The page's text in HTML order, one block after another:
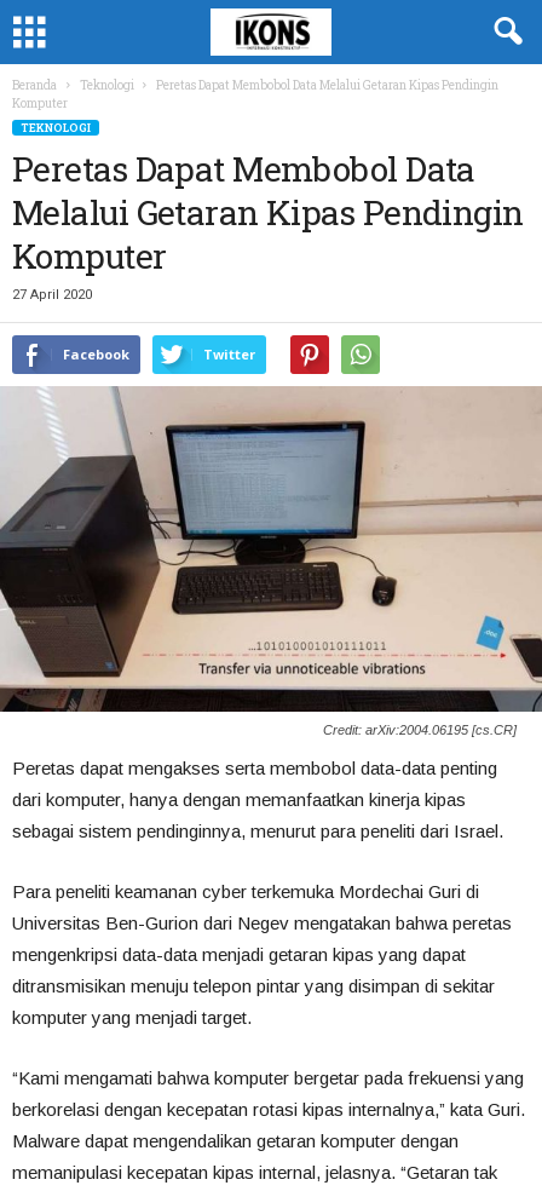
Beranda Teknologi
Peretas Dapat Membobol Data Melalui Getaran Kipas Pendingin
Komputer
TEKNOLOGI
Peretas Dapat Membobol Data
Melalui Getaran Kipas Pendingin
Komputer
27 April 2020
Facebook Twitter
Credit: arXiv:2004.06195 [cs.CR]
Peretas dapat mengakses serta membobol data-data penting
dari komputer, hanya dengan memanfaatkan kinerja kipas
sebagai sistem pendinginnya, menurut para peneliti dari Israel.
Para peneliti keamanan cyber terkemuka Mordechai Guri di
Universitas Ben-Gurion dari Negev mengatakan bahwa peretas
mengenkripsi data-data menjadi getaran kipas yang dapat
ditransmisikan menuju telepon pintar yang disimpan di sekitar
komputer yang menjadi target.
“Kami mengamati bahwa komputer bergetar pada frekuensi yang
berkorelasi dengan kecepatan rotasi kipas internalnya,” kata Guri.
Malware dapat mengendalikan getaran komputer dengan
memanipulasi kecepatan kipas internal, jelasnya. “Getaran tak